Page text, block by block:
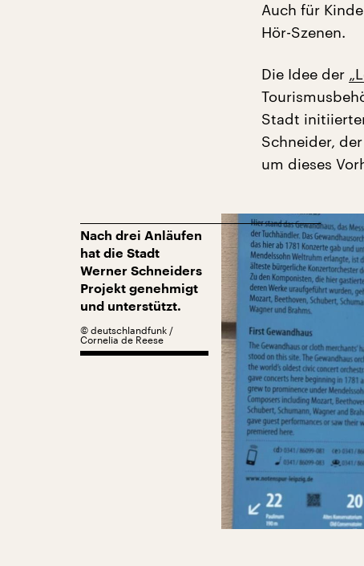
Auch für
Hör-Szenen.
Die Idee der
Stadt
Schneider,
um dieses
Nach drei Anläufen
hat die Stadt
Werner Schneiders
Projekt genehmigt
und unterstützt.
© deutschlandfunk /
Cornelia de Reese